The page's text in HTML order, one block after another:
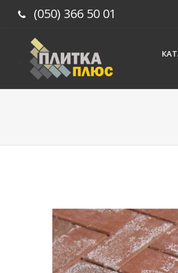
(050) 366 50 01